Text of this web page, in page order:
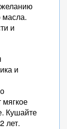
масла.
и
и
мягкое
Кушайте
лет.